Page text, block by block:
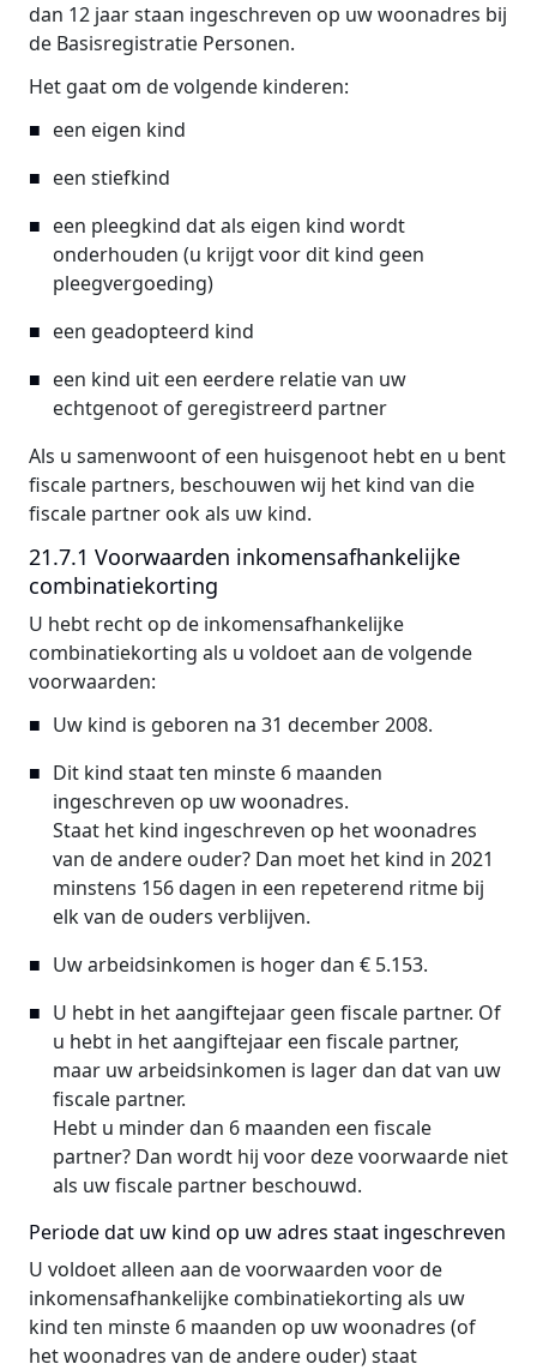
dan 12 jaar staan ingeschreven op uw woonadres bij
de Basisregistratie Personen.
Het gaat om de volgende kinderen:
een eigen kind
een stiefkind
een pleegkind dat als eigen kind wordt
onderhouden (u krijgt voor dit kind geen
pleegvergoeding)
een geadopteerd kind
een kind uit een eerdere relatie van uw
echtgenoot of geregistreerd partner
Als u samenwoont of een huisgenoot hebt en u bent
fiscale partners, beschouwen wij het kind van die
fiscale partner ook als uw kind.
21.7.1 Voorwaarden inkomensafhankelijke
combinatiekorting
U hebt recht op de inkomensafhankelijke
combinatiekorting als u voldoet aan de volgende
voorwaarden:
Uw kind is geboren na 31 december 2008.
Dit kind staat ten minste 6 maanden
ingeschreven op uw woonadres.
Staat het kind ingeschreven op het woonadres
van de andere ouder? Dan moet het kind in 2021
minstens 156 dagen in een repeterend ritme bij
elk van de ouders verblijven.
Uw arbeidsinkomen is hoger dan € 5.153.
U hebt in het aangiftejaar geen fiscale partner. Of
u hebt in het aangiftejaar een fiscale partner,
maar uw arbeidsinkomen is lager dan dat van uw
fiscale partner.
Hebt u minder dan 6 maanden een fiscale
partner? Dan wordt hij voor deze voorwaarde niet
als uw fiscale partner beschouwd.
Periode dat uw kind op uw adres staat ingeschreven
U voldoet alleen aan de voorwaarden voor de
inkomensafhankelijke combinatiekorting als uw
kind ten minste 6 maanden op uw woonadres (of
het woonadres van de andere ouder) staat